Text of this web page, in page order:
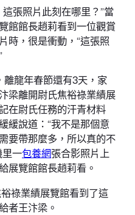
張照片此刻在哪里？”當
館館長趙莉看到一位觀賞
時，很是衝動，“這張照
龍年春節還有3天，家
梁離開尉氏焦裕祿業績展
在尉氏任務的汗青材料
緩說道：“我不是那個意
要帶那麼多，所以真的不
里一包養網張合影照片上
展覽館館長趙莉看。
祿業績展覽館看到了這
者王汴梁。